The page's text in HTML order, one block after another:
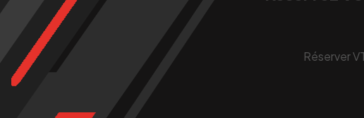
Réserver